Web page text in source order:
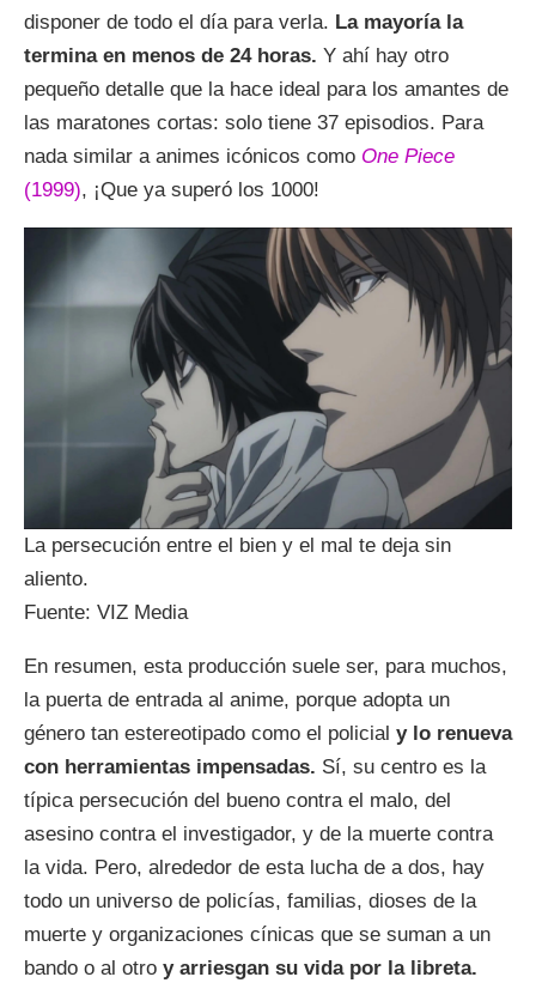
disponer de todo el día para verla. La mayoría la
termina en menos de 24 horas. Y ahí hay otro
pequeño detalle que la hace ideal para los amantes de
las maratones cortas: solo tiene 37 episodios. Para
nada similar a animes icónicos como One Piece
(1999), ¡Que ya superó los 1000!
La persecución entre el bien y el mal te deja sin
aliento.
Fuente: VIZ Media
En resumen, esta producción suele ser, para muchos,
la puerta de entrada al anime, porque adopta un
género tan estereotipado como el policial y lo renueva
con herramientas impensadas. Sí, su centro es la
típica persecución del bueno contra el malo, del
asesino contra el investigador, y de la muerte contra
la vida. Pero, alrededor de esta lucha de a dos, hay
todo un universo de policías, familias, dioses de la
muerte y organizaciones cínicas que se suman a un
bando o al otro y arriesgan su vida por la libreta.